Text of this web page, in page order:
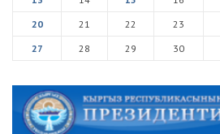
20
21 22 23
27
28 29 30